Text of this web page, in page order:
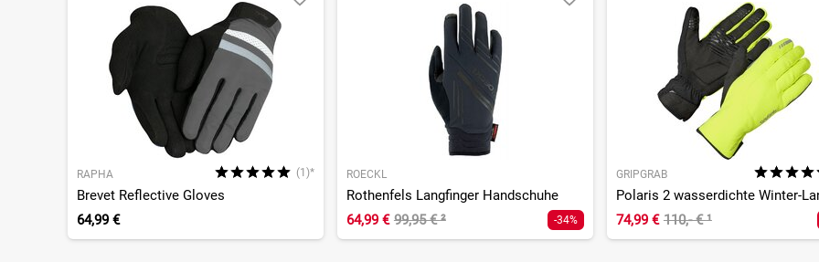
RAPHA (1)*
Brevet Reflective Gloves
64,99 €
ROECKL
Rothenfels Langfinger Handschuhe
64,99 € 99,95 €² -34%
GRIPGRAB
74,99 € 110,- €¹